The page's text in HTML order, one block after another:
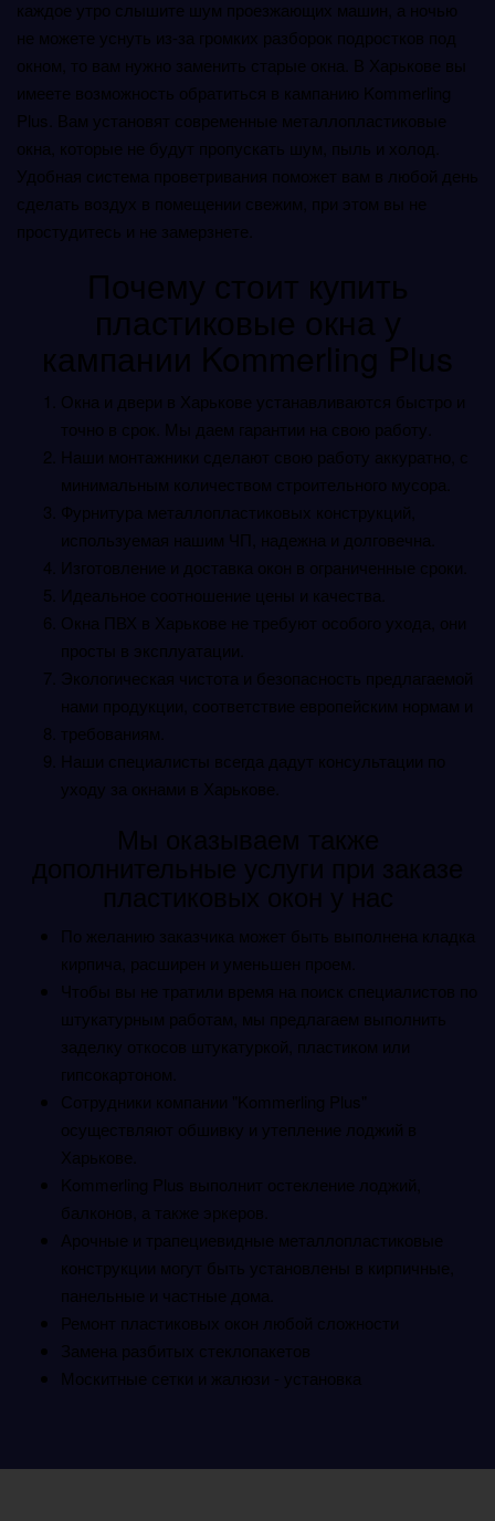
каждое утро слышите шум проезжающих машин, а ночью
не можете уснуть из-за громких разборок подростков под
окном, то вам нужно заменить старые окна. В Харькове вы
имеете возможность обратиться в кампанию Kommerling
Plus. Вам установят современные металлопластиковые
окна, которые не будут пропускать шум, пыль и холод.
Удобная система проветривания поможет вам в любой день
сделать воздух в помещении свежим, при этом вы не
простудитесь и не замерзнете.
Почему стоит купить
пластиковые окна у
кампании Kommerling Plus
Окна и двери в Харькове устанавливаются быстро и
точно в срок. Мы даем гарантии на свою работу.
Наши монтажники сделают свою работу аккуратно, с
минимальным количеством строительного мусора.
Фурнитура металлопластиковых конструкций,
используемая нашим ЧП, надежна и долговечна.
Изготовление и доставка окон в ограниченные сроки.
Идеальное соотношение цены и качества.
Окна ПВХ в Харькове не требуют особого ухода, они
просты в эксплуатации.
Экологическая чистота и безопасность предлагаемой
нами продукции, соответствие европейским нормам и
требованиям.
Наши специалисты всегда дадут консультации по
уходу за окнами в Харькове.
Мы оказываем также
дополнительные услуги при заказе
пластиковых окон у нас
По желанию заказчика может быть выполнена кладка
кирпича, расширен и уменьшен проем.
Чтобы вы не тратили время на поиск специалистов по
штукатурным работам, мы предлагаем выполнить
заделку откосов штукатуркой, пластиком или
гипсокартоном.
Сотрудники компании "Kommerling Plus"
осуществляют обшивку и утепление лоджий в
Харькове.
Kommerling Plus выполнит остекление лоджий,
балконов, а также эркеров.
Арочные и трапециевидные металлопластиковые
конструкции могут быть установлены в кирпичные,
панельные и частные дома.
Ремонт пластиковых окон любой сложности
Замена разбитых стеклопакетов
Москитные сетки и жалюзи - установка